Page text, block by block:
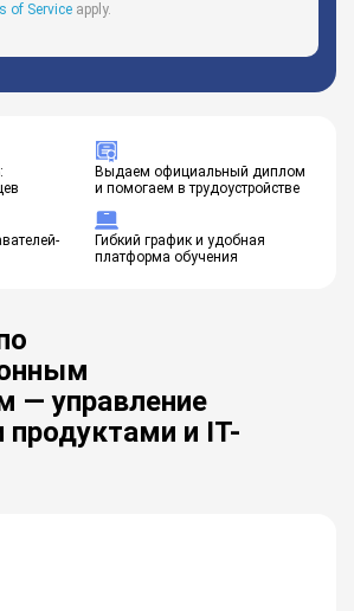
of Service apply.
Выдаем официальный диплом
и помогаем в трудоустройстве
Гибкий график и удобная
платформа обучения
— управление
и IT-